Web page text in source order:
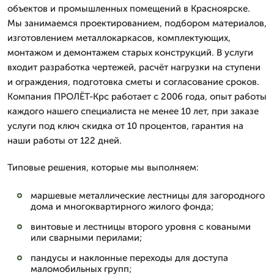
объектов и промышленных помещений в Красноярске.
Мы занимаемся проектированием, подбором материалов,
изготовлением металлокаркасов, комплектующих,
монтажом и демонтажем старых конструкций. В услуги
входит разработка чертежей, расчёт нагрузки на ступени
и ограждения, подготовка сметы и согласование сроков.
Компания ПРОЛЁТ-Крс работает с 2006 года, опыт работы
каждого нашего специалиста не менее 10 лет, при заказе
услуги под ключ скидка от 10 процентов, гарантия на
наши работы от 122 дней.
Типовые решения, которые мы выполняем:
маршевые металлические лестницы для загородного
дома и многоквартирного жилого фонда;
винтовые и лестницы второго уровня с коваными
или сварными перилами;
пандусы и наклонные переходы для доступа
маломобильных групп;